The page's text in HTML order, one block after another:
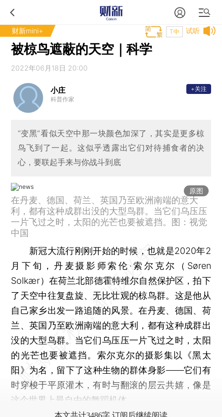
财新mini+ 试听
T中
被椋鸟遮蔽的天空｜科学
2022年06月18日 20:00
小庄
科普作家
+关注
“变黑”看似天空中那一块颜色加深了，其实是更多椋
鸟飞到了一起。这似乎透露出它们对待捕食者的决
心，要联起手来与你战斗到底
原图
在丹麦、德国、荷兰、英国乃至欧洲南端的意大
利，都有这种成群出没的大型鸟群。当它们乌压压
一片飞过之时，太阳的光芒也要被遮挡。图：视觉
中国
新冠大流行刚刚开始的时候，也就是2020年2
月下旬，丹麦摄影师索伦·索尔克尔（Søren
Solkær）在荷兰北部德霍特维尔自然保护区，拍下
了天空中往复盘旋、无比壮观的椋鸟群。这是他从
自己家乡出发一路追随的风景。在丹麦、德国、荷
兰、英国乃至欧洲南端的意大利，都有这种成群出
没的大型鸟群。当它们乌压压一片飞过之时，太阳
的光芒也要被遮挡。索尔克尔的摄影集以《黑太
阳》为名，留下了这种生物的群体身影——它们有
时穿梭于平原灌木，有时与翻滚的层云共嬉，像是
这个世界上最自由的舞蹈机体。
本文共计3486字 订阅后继续阅读